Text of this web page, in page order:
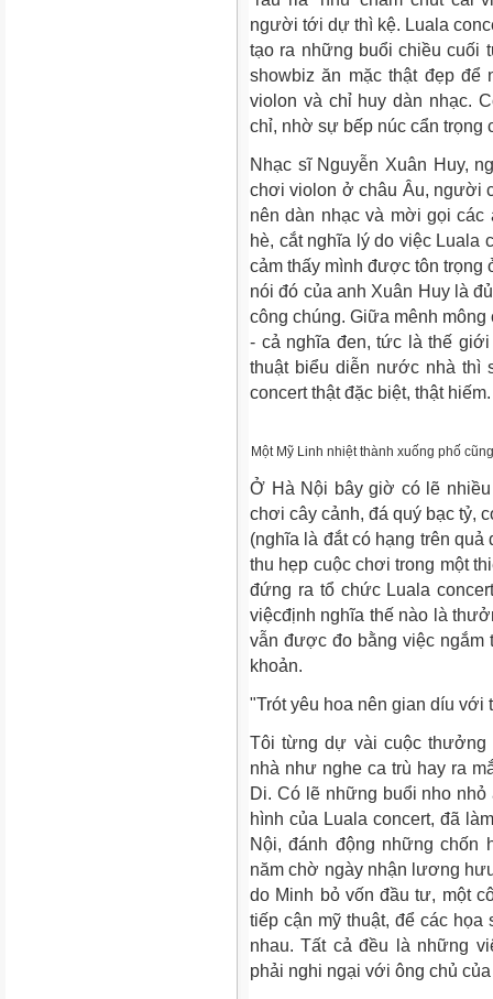
người tới dự thì kệ. Luala
tạo ra những buổi chiều cuối
showbiz ăn mặc thật đẹp để
violon và chỉ huy dàn nhạc.
chỉ, nhờ sự bếp núc cẩn trọng
Nhạc sĩ Nguyễn Xuân Huy,
chơi violon ở châu Âu, người
nên dàn nhạc và mời gọi
hè, cắt nghĩa lý do việc Luala
cảm thấy mình được tôn trọng
nói đó của anh Xuân Huy là
công chúng. Giữa mênh
- cả nghĩa đen, tức là thế
thuật biểu diễn nước nhà thì
concert thật đặc biệt, thật hiếm.
Một Mỹ Linh nhiệt thành xuống phố
Ở Hà Nội bây giờ có lẽ
chơi cây cảnh, đá quý bạc tỷ,
(nghĩa là đắt có hạng trên
thu hẹp cuộc chơi trong một
đứng ra tổ chức Luala
việcđịnh nghĩa thế nào là
vẫn được đo bằng việc ngắm
khoản.
"Trót yêu hoa nên gian díu với
Tôi từng dự vài cuộc thưởng
nhà như nghe ca trù hay ra
Di. Có lẽ những buổi nho
hình của Luala concert, đã
Nội, đánh động những chốn
năm chờ ngày nhận lương
do Minh bỏ vốn đầu tư, một
tiếp cận mỹ thuật, để các
nhau. Tất cả đều là những
phải nghi ngại với ông chủ